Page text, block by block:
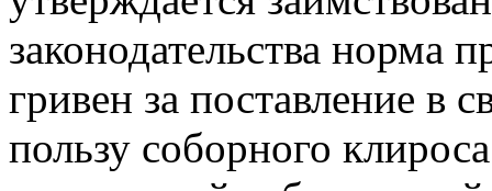
законодательства норма
гривен за поставление в
пользу соборного